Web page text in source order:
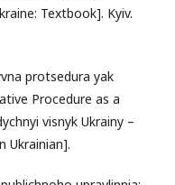
Textbook]. Kyiv.
protsedura yak
Procedure as a
visnyk Ukrainy –
Ukrainian].